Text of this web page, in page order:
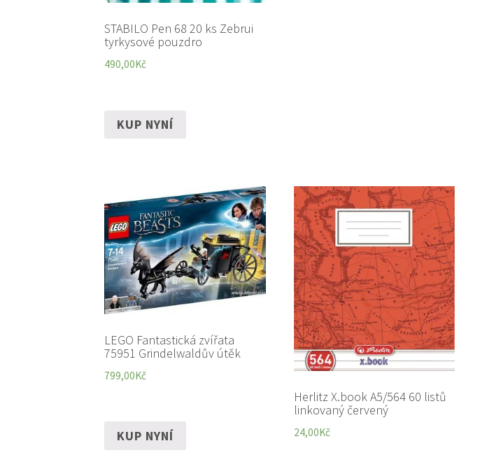
STABILO Pen 68 20 ks Zebrui
tyrkysové pouzdro
490,00Kč
KUP NYNÍ
LEGO Fantastická zvířata
75951 Grindelwaldův útěk
799,00Kč
KUP NYNÍ
Herlitz X.book A5/564 60 listů
linkovaný červený
24,00Kč